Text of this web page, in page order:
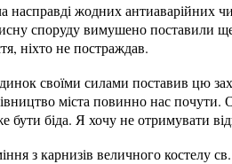
насправді жодних антиаварійних
споруду вимушено поставили ще
ніхто не постраждав.
своїми силами поставив цю
міста повинно нас почути.
бути біда. Я хочу не отримувати
з карнизів величного костелу